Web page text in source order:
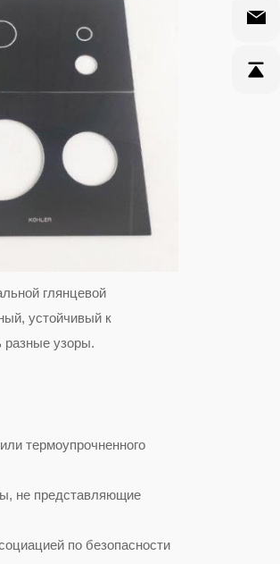
глянцевой
устойчивый к
разные узоры.
термоупрочненного
не представляющие
по безопасности